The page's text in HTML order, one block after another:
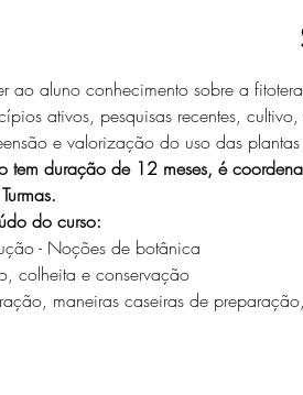
ao aluno conhecimento sobre a
ativos, pesquisas recentes,
e valorização do uso das
tem duração de 12 meses, é
do curso:
- Noções de botânica
colheita e conservação
maneiras caseiras de